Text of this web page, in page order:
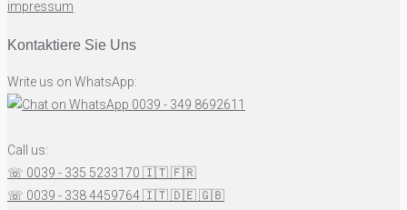
impressum
Kontaktiere Sie Uns
Write us on WhatsApp:
0039 - 349 8692611
Call us:
☏ 0039 - 335 5233170 🇮🇹🇫🇷
☏ 0039 - 338 4459764🇮🇹🇩🇪🇬🇧